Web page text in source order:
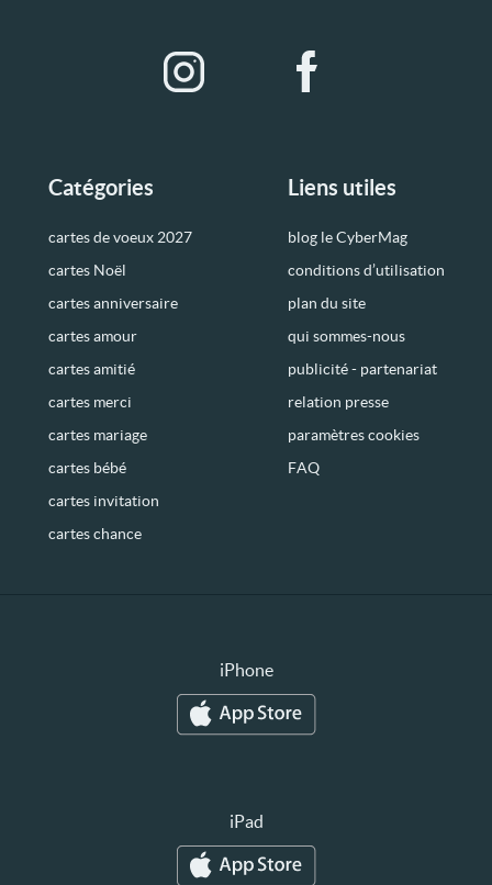
Catégories
cartes de voeux 2027
cartes Noël
cartes anniversaire
cartes amour
cartes amitié
cartes merci
cartes mariage
cartes bébé
cartes invitation
cartes chance
Liens utiles
blog le CyberMag
conditions d’utilisation
plan du site
qui sommes-nous
publicité - partenariat
relation presse
paramètres cookies
FAQ
iPhone
iPad